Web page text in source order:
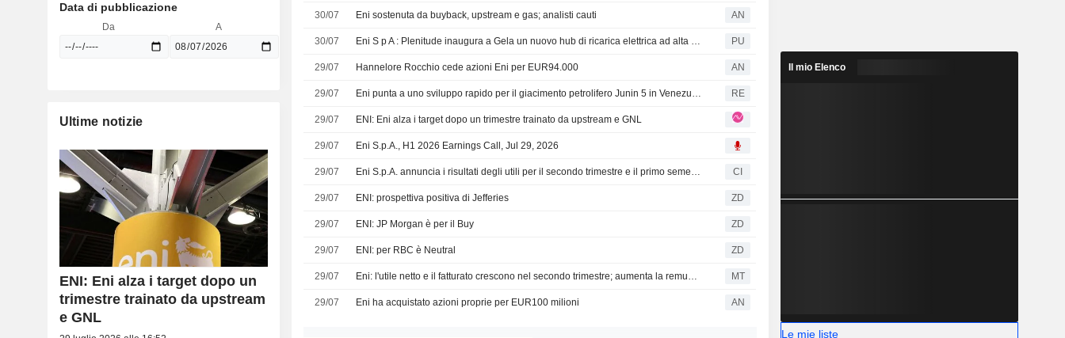
30/07 Eni sostenuta da buyback, upstream e gas; analisti cauti AN
30/07 Eni S p A : Plenitude inaugura a Gela un nuovo hub di ricarica elettrica ad alta potenza PU
29/07 Hannelore Rocchio cede azioni Eni per EUR94.000 AN
29/07 Eni punta a uno sviluppo rapido per il giacimento petrolifero Junin 5 in Venezuela RE
29/07 ENI: Eni alza i target dopo un trimestre trainato da upstream e GNL
29/07 Eni S.p.A., H1 2026 Earnings Call, Jul 29, 2026
29/07 Eni S.p.A. annuncia i risultati degli utili per il secondo trimestre e il primo semestre conclusosi il 30 giugno 2026 CI
29/07 ENI: prospettiva positiva di Jefferies ZD
29/07 ENI: JP Morgan è per il Buy ZD
29/07 ENI: per RBC è Neutral ZD
29/07 Eni: l'utile netto e il fatturato crescono nel secondo trimestre; aumenta la remunerazione degli azionisti; il titolo balza nel pre-market MT
29/07 Eni ha acquistato azioni proprie per EUR100 milioni AN
Data di pubblicazione
Da A
Ultime notizie
ENI: Eni alza i target dopo un
trimestre trainato da upstream
e GNL
Il mio Elenco
Le mie liste